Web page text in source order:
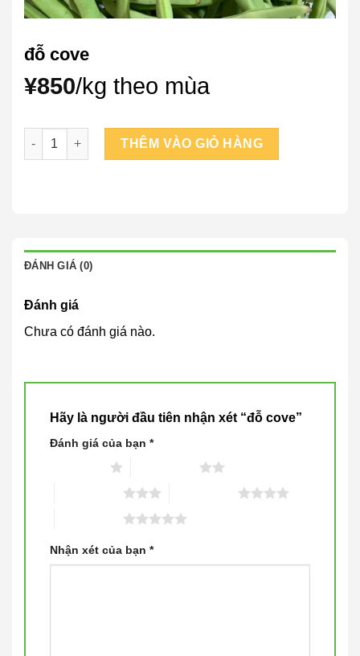
đỗ cove
¥850/kg theo mùa
đỗ cove số lượng
THÊM VÀO GIỎ HÀNG
ĐÁNH GIÁ (0)
Đánh giá
Chưa có đánh giá nào.
Hãy là người đầu tiên nhận xét “đỗ cove”
Đánh giá của bạn *
Nhận xét của bạn *